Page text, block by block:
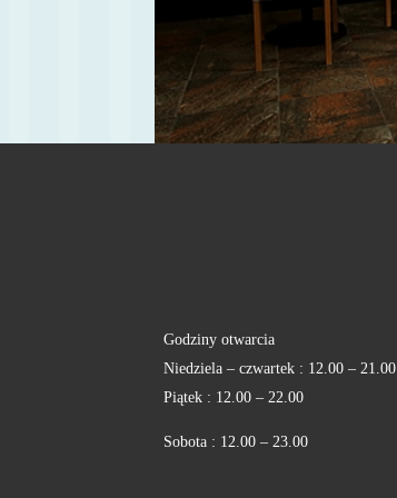
Godziny otwarcia
Niedziela – czwartek : 12.00 – 21.00
Piątek : 12.00 – 22.00
Sobota : 12.00 – 23.00